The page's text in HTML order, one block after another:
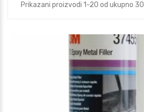
Prikazani proizvodi 1-20 od ukupno 30